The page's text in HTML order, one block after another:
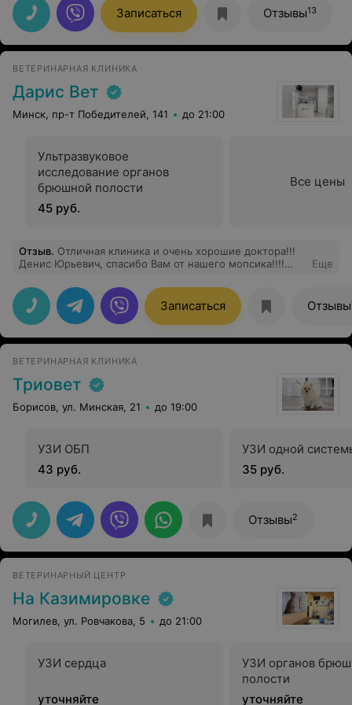
себя чувствует
Записаться Отзывы13
ВЕТЕРИНАРНАЯ КЛИНИКА
Дарис Вет
Минск, пр-т Победителей, 141 до 21:00
Ультразвуковое
исследование органов
брюшной полости
45 руб.
Все цены
Отзыв. Отличная клиника и очень хорошие доктора!!!
Денис Юрьевич, спасибо Вам от нашего мопсика!!!!
Вячеславовна, тоже специалист своего дела!!! Спасибо
Вам огромное
Еще
Записаться Отзывы
ВЕТЕРИНАРНАЯ КЛИНИКА
Триовет
Борисов, ул. Минская, 21 до 19:00
УЗИ ОБП
43 руб.
УЗИ одной
35 руб.
Отзывы2
ВЕТЕРИНАРНЫЙ ЦЕНТР
На Казимировке
Могилев, ул. Ровчакова, 5 до 21:00
УЗИ сердца
уточняйте
УЗИ органов
полости
уточняйте